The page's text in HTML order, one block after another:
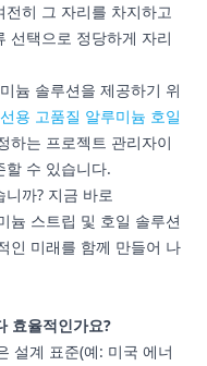
히 그 자리를 차지하고
선택으로 정당하게 자리
늄 솔루션을 제공하기 위
용 고품질 알루미늄 호일
하는 프로젝트 관리자이
할 수 있습니다.
까? 지금 바로
스트립 및 호일 솔루션
인 미래를 함께 만들어 나
효율적인가요?
설계 표준(예: 미국 에너